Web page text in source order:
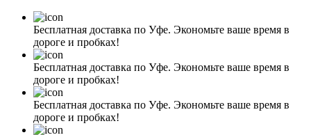
Бесплатная доставка по Уфе. Экономьте ваше время в
дороге и пробках!
Бесплатная доставка по Уфе. Экономьте ваше время в
дороге и пробках!
Бесплатная доставка по Уфе. Экономьте ваше время в
дороге и пробках!